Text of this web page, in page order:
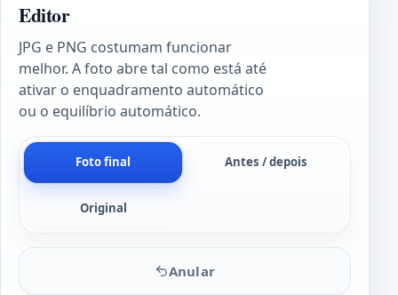
Editor
JPG e PNG costumam funcionar
melhor. A foto abre tal como está até
ativar o enquadramento automático
ou o equilíbrio automático.
Foto final Antes / depois
Original
Anular